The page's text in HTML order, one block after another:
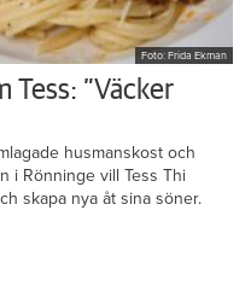
Foto: Frida Ekman
Tess: ”Väcker
husmanskost och
i Rönninge vill Tess Thi
skapa nya åt sina söner.